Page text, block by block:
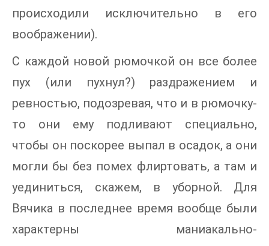
происходили исключительно в его
воображении).
С каждой новой рюмочкой он все более
пух (или пухнул?) раздражением и
ревностью, подозревая, что и в рюмочку-
то они ему подливают специально,
чтобы он поскорее выпал в осадок, а они
могли бы без помех флиртовать, а там и
уединиться, скажем, в уборной. Для
Вячика в последнее время вообще были
характерны маниакально-